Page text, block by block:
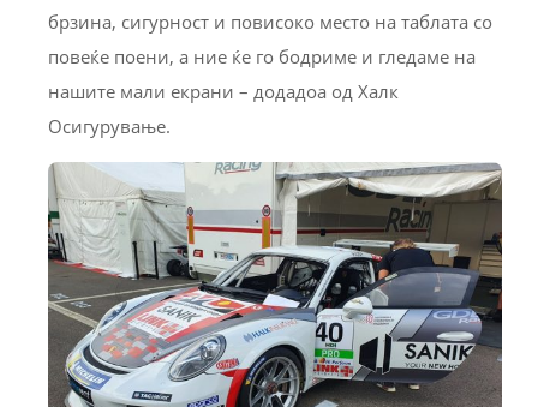
брзина, сигурност и повисоко место на таблата со
повеќе поени, а ние ќе го бодриме и гледаме на
нашите мали екрани – додадоа од Халк
Осигурување.